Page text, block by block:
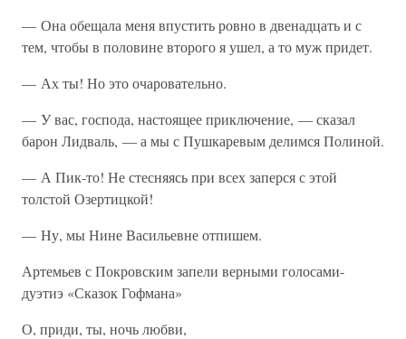
— Она обещала меня впустить ровно в двенадцать и с
тем, чтобы в половине второго я ушел, а то муж придет.
— Ах ты! Но это очаровательно.
— У вас, господа, настоящее приключение, — сказал
барон Лидваль, — а мы с Пушкаревым делимся Полиной.
— А Пик-то! Не стесняясь при всех заперся с этой
толстой Озертицкой!
— Ну, мы Нине Васильевне отпишем.
Артемьев с Покровским запели верными голосами-
дуэтиэ «Сказок Гофмана»
О, приди, ты, ночь любви,